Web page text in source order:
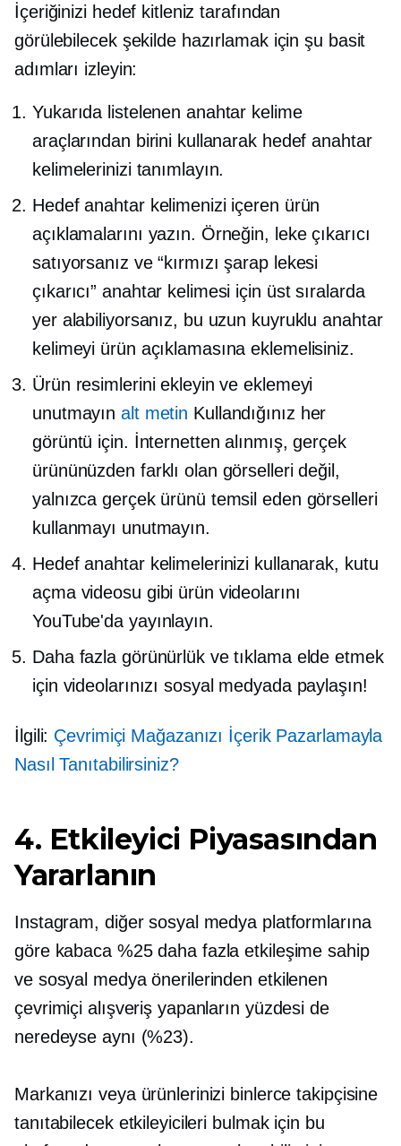
İçeriğinizi hedef kitleniz tarafından
görülebilecek şekilde hazırlamak için şu basit
adımları izleyin:
Yukarıda listelenen anahtar kelime
araçlarından birini kullanarak hedef anahtar
kelimelerinizi tanımlayın.
Hedef anahtar kelimenizi içeren ürün
açıklamalarını yazın. Örneğin, leke çıkarıcı
satıyorsanız ve “kırmızı şarap lekesi
çıkarıcı” anahtar kelimesi için üst sıralarda
yer alabiliyorsanız, bu uzun kuyruklu anahtar
kelimeyi ürün açıklamasına eklemelisiniz.
Ürün resimlerini ekleyin ve eklemeyi
unutmayınalt metin Kullandığınız her
görüntü için. İnternetten alınmış, gerçek
ürününüzden farklı olan görselleri değil,
yalnızca gerçek ürünü temsil eden görselleri
kullanmayı unutmayın.
Hedef anahtar kelimelerinizi kullanarak, kutu
açma videosu gibi ürün videolarını
YouTube'da yayınlayın.
Daha fazla görünürlük ve tıklama elde etmek
için videolarınızı sosyal medyada paylaşın!
İlgili: Çevrimiçi Mağazanızı İçerik Pazarlamayla
Nasıl Tanıtabilirsiniz?
4. Etkileyici Piyasasından
Yararlanın
Instagram, diğer sosyal medya platformlarına
göre kabaca %25 daha fazla etkileşime sahip
ve sosyal medya önerilerinden etkilenen
çevrimiçi alışveriş yapanların yüzdesi de
neredeyse aynı (%23).
Markanızı veya ürünlerinizi binlerce takipçisine
tanıtabilecek etkileyicileri bulmak için bu